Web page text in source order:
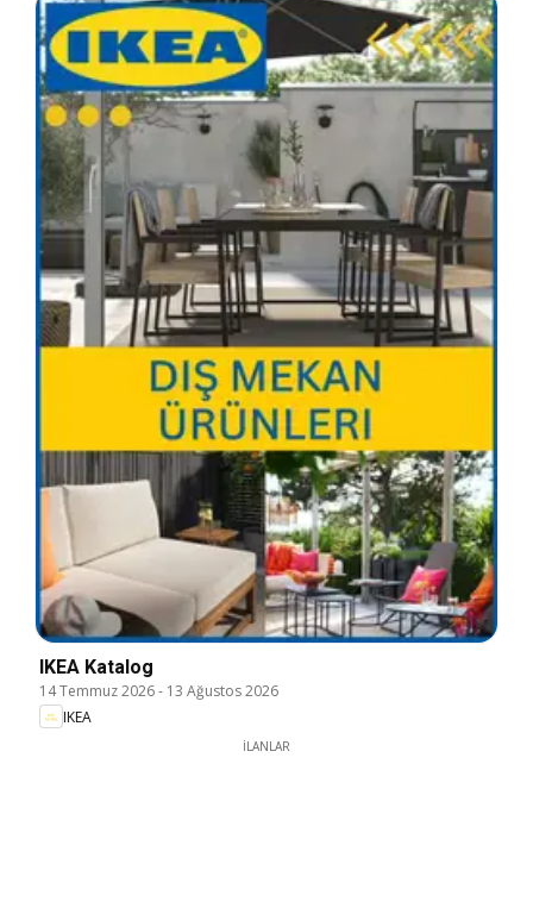
IKEA Katalog
14 Temmuz 2026- 13 Ağustos 2026
IKEA
İLANLAR